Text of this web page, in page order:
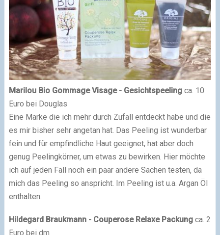
Marilou Bio Gommage Visage - Gesichtspeeling ca. 10
Euro bei Douglas
Eine Marke die ich mehr durch Zufall entdeckt habe und die
es mir bisher sehr angetan hat. Das Peeling ist wunderbar
fein und für empfindliche Haut geeignet, hat aber doch
genug Peelingkörner, um etwas zu bewirken. Hier möchte
ich auf jeden Fall noch ein paar andere Sachen testen, da
mich das Peeling so anspricht. Im Peeling ist u.a. Argan Öl
enthalten.
Hildegard Braukmann - Couperose Relaxe Packung ca. 2
Euro bei dm